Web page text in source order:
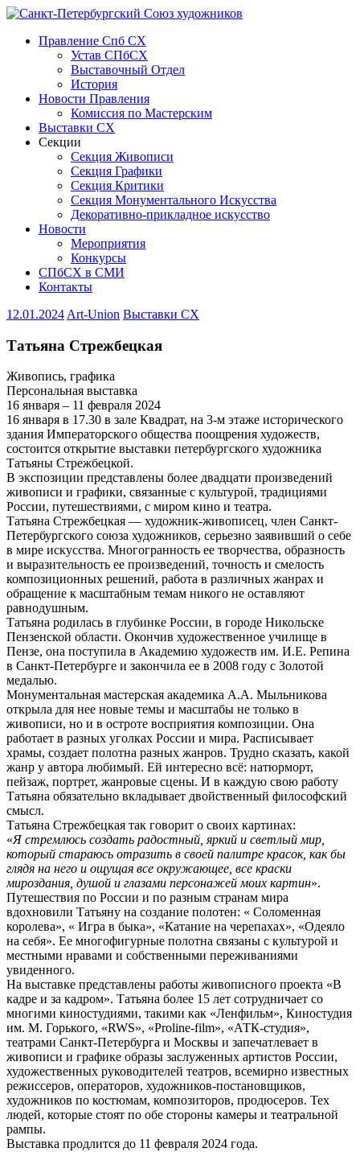
Правление Спб СХ
Устав СПбСХ
Выставочный Отдел
История
Новости Правления
Комиссия по Мастерским
Выставки СХ
Секции
Секция Живописи
Секция Графики
Секция Критики
Секция Монументального Искусства
Декоративно-прикладное искусство
Новости
Мероприятия
Конкурсы
СПбСХ в СМИ
Контакты
12.01.2024 Art-Union Выставки СХ
Татьяна Стрежбецкая
Живопись, графика
Персональная выставка
16 января – 11 февраля 2024
16 января в 17.30 в зале Квадрат, на 3-м этаже исторического
здания Императорского общества поощрения художеств,
состоится открытие выставки петербургского художника
Татьяны Стрежбецкой.
В экспозиции представлены более двадцати произведений
живописи и графики, связанные с культурой, традициями
России, путешествиями, с миром кино и театра.
Татьяна Стрежбецкая — художник-живописец, член Санкт-
Петербургского союза художников, серьезно заявивший о себе
в мире искусства. Многогранность ее творчества, образность
и выразительность ее произведений, точность и смелость
композиционных решений, работа в различных жанрах и
обращение к масштабным темам никого не оставляют
равнодушным.
Татьяна родилась в глубинке России, в городе Никольске
Пензенской области. Окончив художественное училище в
Пензе, она поступила в Академию художеств им. И.Е. Репина
в Санкт-Петербурге и закончила ее в 2008 году с Золотой
медалью.
Монументальная мастерская академика А.А. Мыльникова
открыла для нее новые темы и масштабы не только в
живописи, но и в остроте восприятия композиции. Она
работает в разных уголках России и мира. Расписывает
храмы, создает полотна разных жанров. Трудно сказать, какой
жанр у автора любимый. Ей интересно всё: натюрморт,
пейзаж, портрет, жанровые сцены. И в каждую свою работу
Татьяна обязательно вкладывает двойственный философский
смысл.
Татьяна Стрежбецкая так говорит о своих картинах:
«Я стремлюсь создать радостный, яркий и светлый мир,
который стараюсь отразить в своей палитре красок, как бы
глядя на него и ощущая все окружающее, все краски
мироздания, душой и глазами персонажей моих картин».
Путешествия по России и по разным странам мира
вдохновили Татьяну на создание полотен: « Соломенная
королева», « Игра в быка», «Катание на черепахах», «Одеяло
на себя». Ее многофигурные полотна связаны с культурой и
местными нравами и собственными переживаниями
увиденного.
На выставке представлены работы живописного проекта «В
кадре и за кадром». Татьяна более 15 лет сотрудничает со
многими киностудиями, такими как «Ленфильм», Киностудия
им. М. Горького, «RWS», «Proline-film», «АТК-студия»,
театрами Санкт-Петербурга и Москвы и запечатлевает в
живописи и графике образы заслуженных артистов России,
художественных руководителей театров, всемирно известных
режиссеров, операторов, художников-постановщиков,
художников по костюмам, композиторов, продюсеров. Тех
людей, которые стоят по обе стороны камеры и театральной
рампы.
Выставка продлится до 11 февраля 2024 года.